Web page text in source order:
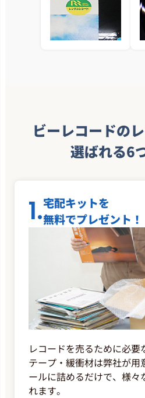
ビーレコードの
選ばれる6
1.宅配キットを
無料でプレゼント！
レコードを売るために必
テープ・緩衝材は弊社が用
ールに詰めるだけで、様々
れます。